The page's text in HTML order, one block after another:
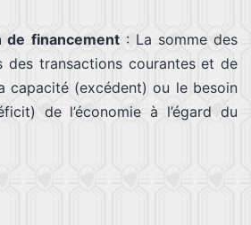
de financement: La somme des
des transactions courantes et de
capacité (excédent) ou le besoin
de l’économie à l’égard du